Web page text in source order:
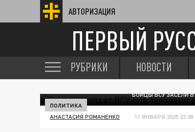
АВТОРИЗАЦИЯ
ПЕРВЫЙ
РУБРИКИ НОВОСТИ
БОЙЦЫ ВСУ ЗАСЕЛИ В
ПОЛИТИКА
АНАСТАСИЯ РОМАНЕНКО 11 ЯНВАРЯ 2025 22:38